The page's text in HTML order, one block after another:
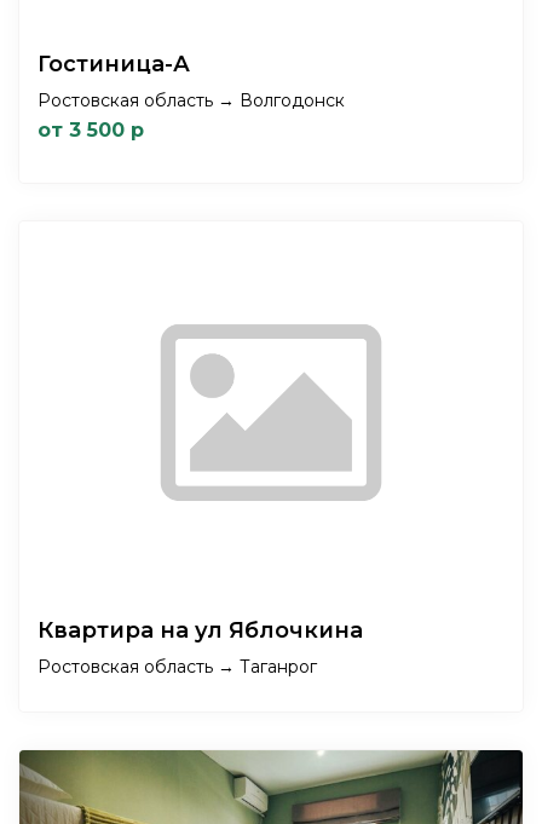
Гостиница-А
Ростовская область → Волгодонск
от 3 500 р
Квартира на ул Яблочкина
Ростовская область → Таганрог